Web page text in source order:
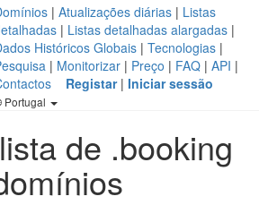
| Atualizações diárias | Listas
| Listas detalhadas alargadas |
Históricos Globais | Tecnologias |
| Monitorizar | Preço | FAQ | API |
Registar| Iniciar sessão
Portugal
de .booking